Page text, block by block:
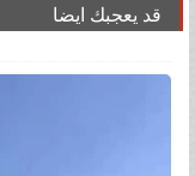
قد يعجبك ايضا